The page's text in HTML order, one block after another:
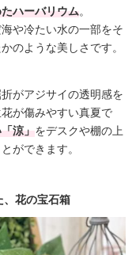
ハーバリウム。
や冷たい水の一部をそ
のような美しさです。
がアジサイの透明感を
が傷みやすい真夏で
涼」 をデスクや棚の上
ができます。
、花の宝石箱